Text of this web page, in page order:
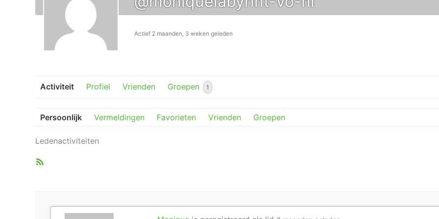
Actief 2 maanden, 3 weken geleden
Activiteit Profiel Vrienden Groepen 1
Persoonlijk Vermeldingen Favorieten Vrienden Groepen
Ledenactiviteiten